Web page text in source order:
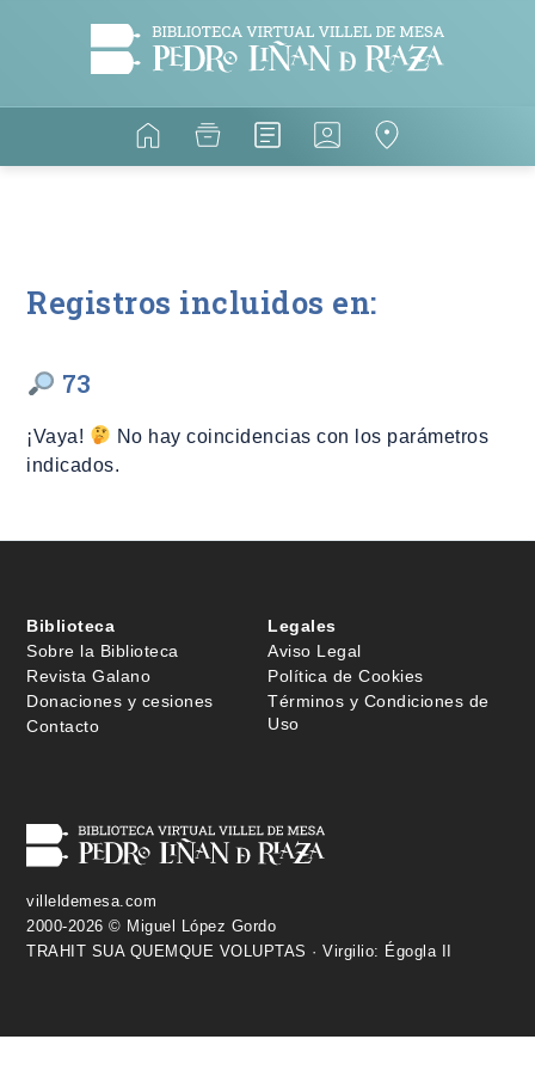
Registros incluidos en:
73
¡Vaya!
No hay coincidencias con los parámetros
indicados.
Biblioteca
Sobre la Biblioteca
Revista Galano
Donaciones y cesiones
Contacto
Legales
Aviso Legal
Política de Cookies
Términos y Condiciones de
Uso
villeldemesa.com
2000-2026 © Miguel López Gordo
TRAHIT SUA QUEMQUE VOLUPTAS · Virgilio: Égogla II